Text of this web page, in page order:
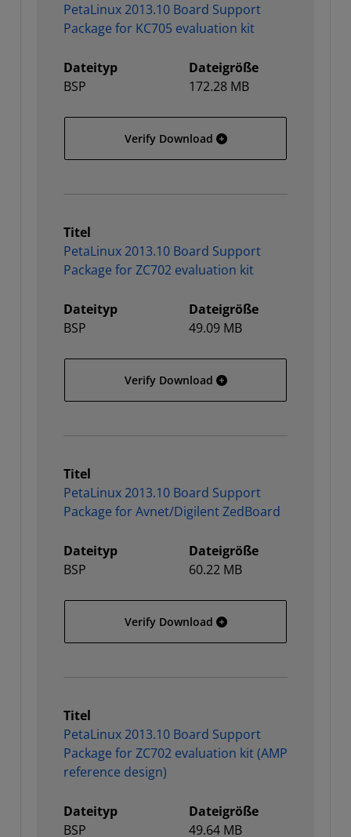
PetaLinux 2013.10 Board Support
Package for KC705 evaluation kit
Dateityp
BSP
Dateigröße
172.28 MB
Verify Download PetaLinux 2013.10
Titel
PetaLinux 2013.10 Board Support
Package for ZC702 evaluation kit
Dateityp
BSP
Dateigröße
49.09 MB
Verify Download PetaLinux 2013.10
Titel
PetaLinux 2013.10 Board Support
Package for Avnet/Digilent ZedBoard
Dateityp
BSP
Dateigröße
60.22 MB
Verify Download PetaLinux 2013.10
Titel
PetaLinux 2013.10 Board Support
Package for ZC702 evaluation kit (AMP
reference design)
Dateityp
BSP
Dateigröße
49.64 MB